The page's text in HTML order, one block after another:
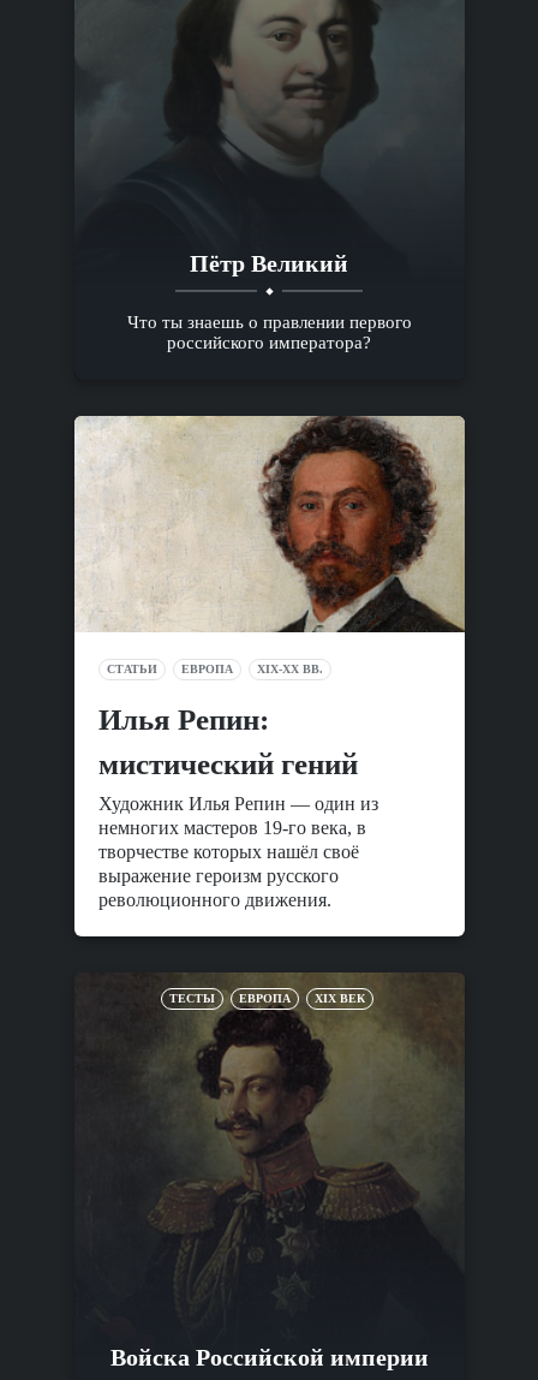
Пётр Великий
Что ты знаешь о правлении первого
российского императора?
СТАТЬИ ЕВРОПА XIX-XX ВВ.
Илья Репин:
мистический гений
Художник Илья Репин — один из
немногих мастеров 19-го века, в
творчестве которых нашёл своё
выражение героизм русского
революционного движения.
ТЕСТЫ ЕВРОПА XIX ВЕК
Войска Российской империи